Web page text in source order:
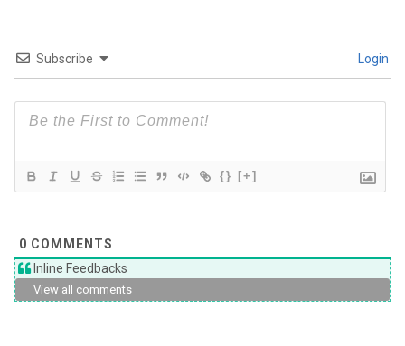
Subscribe Login
{} [+]
0 COMMENTS
Inline Feedbacks
View all comments